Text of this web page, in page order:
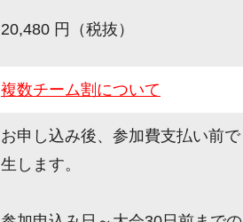
20,480 円（税抜）
複数チーム割について
お申し込み後、参加費支払い前
生します。